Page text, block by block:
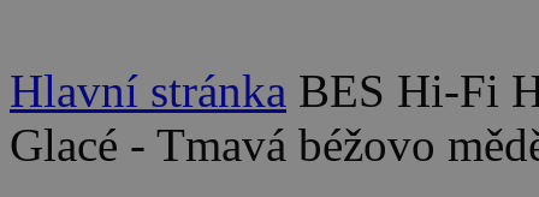
Hlavní stránka BES Hi-Fi
Glacé - Tmavá béžovo